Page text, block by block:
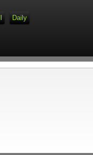
Daily